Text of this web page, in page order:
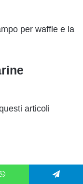
per waffle e la
articoli